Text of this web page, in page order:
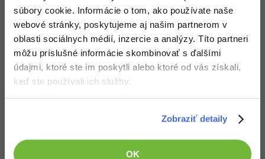
súbory cookie. Informácie o tom, ako používate naše
webové stránky, poskytujeme aj našim partnerom v
oblasti sociálnych médií, inzercie a analýzy. Títo partneri
môžu príslušné informácie skombinovať s ďalšími
údajmi, ktoré ste im poskytli alebo ktoré od vás získali,
keď ste používali ich služby.
Zobraziť detaily
OK
SEO -30%
UX
Business
Copywriting
Google Dokumenty
Adobe Illustrator -80%
Adobe Lightroom -30%
Adobe XD -15%
Adobe InDesign -25%
Médiá
Kariéra
Stiahnuť
Stiahnutím nasledujúceho súboru súhlasíš s licenčnými podmienkami
Stiahnuť Fander.zip
Stiahnuté 359x (282.34 kB)
Aplikácia je vrátane zdrojových kódov v jazyku C#
Všetky články v sekcii
Zdrojákoviště C # .NET - Okenné aplikácie Windows Forms